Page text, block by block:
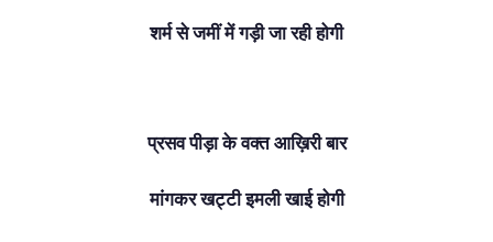
शर्म से जमीं में गड़ी जा रही होगी
प्रसव पीड़ा के वक्त आख़िरी बार
मांगकर खट्टी इमली खाई होगी